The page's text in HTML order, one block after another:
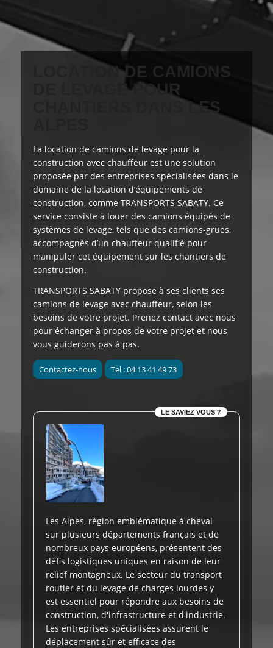
LOCATION DE CAMIONS
DE LEVAGE POUR
CHANTIERS DANS LES
La location de camions de levage pour la
construction avec chauffeur est une solution
proposée par des entreprises spécialisées dans le
domaine de la location d’équipements de
construction, comme TRANSPORTS SABATY. Ce
service consiste à louer des camions équipés de
systèmes de levage, tels que des camions-grues,
accompagnés d’un chauffeur qualifié pour
manipuler cet équipement sur les chantiers de
construction.
TRANSPORTS SABATY propose à ses clients ses
camions de levage avec chauffeur, selon les
besoins de votre projet. Prenez contact avec nous
pour échanger à propos de votre projet et nous
vous guiderons pas à pas.
Contactez-nous Tel : 04 13 41 49 73
LE SAVIEZ VOUS ?
Les Alpes, région emblématique à cheval
sur plusieurs départements français et de
nombreux pays européens, présentent des
défis logistiques uniques en raison de leur
relief montagneux. Le secteur du transport
routier et du levage de charges lourdes y
est essentiel pour répondre aux besoins de
construction, d'infrastructure et d'industrie.
Les entreprises spécialisées assurent le
déplacement sûr et efficace des